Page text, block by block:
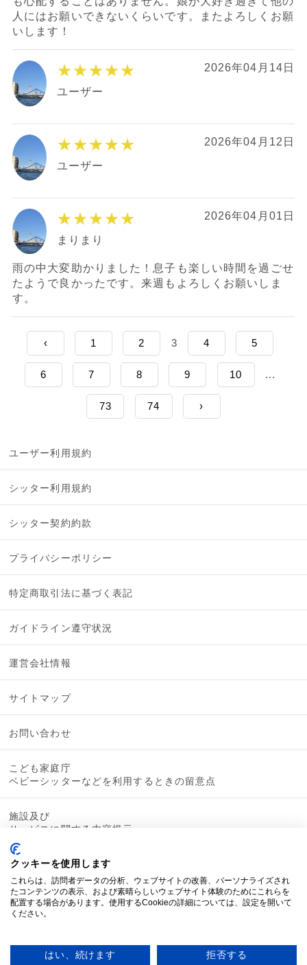
人にはお願いできないくらいです。またよろしくお願
いします！
★★★★★ 2026年04月14日
ユーザー
★★★★★ 2026年04月12日
ユーザー
★★★★★ 2026年04月01日
まりまり
雨の中大変助かりました！息子も楽しい時間を過ごせ
たようで良かったです。来週もよろしくお願いしま
す。
‹ 1 2 3 4 5
6 7 8 9 10 ...
73 74 ›
ユーザー利用規約
シッター利用規約
シッター契約約款
プライバシーポリシー
特定商取引法に基づく表記
ガイドライン遵守状況
運営会社情報
サイトマップ
お問い合わせ
こども家庭庁
ベビーシッターなどを利用するときの留意点
施設及び
サービスに関する内容提示
クッキーを使用します
これらは、訪問者データの分析、ウェブサイトの改善、パーソナライズされ
たコンテンツの表示、および素晴らしいウェブサイト体験のためにこれらを
配置する場合があります。使用するCookieの詳細については、設定を開いて
ください。
はい、続けます 拒否する